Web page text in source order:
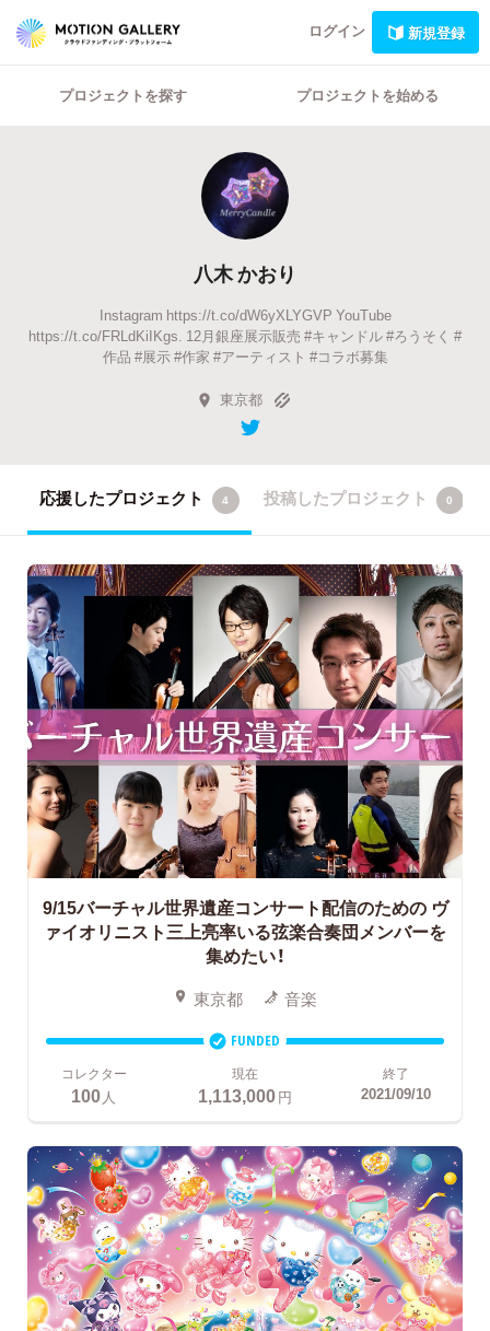
ログイン 新規登録
プロジェクトを探す プロジェクトを始める
八木 かおり
Instagram https://t.co/dW6yXLYGVP YouTube
https://t.co/FRLdKiIKgs. 12月銀座展示販売 #キャンドル #ろうそく #
作品 #展示 #作家 #アーティスト #コラボ募集
東京都
応援したプロジェクト 4 投稿したプロジェクト 0
9/15バーチャル世界遺産コンサート配信のためのヴ
ァイオリニスト三上亮率いる弦楽合奏団メンバーを
集めたい！
東京都 音楽
FUNDED
コレクター
100 人
現在
1,113,000円
終了
2021/09/10